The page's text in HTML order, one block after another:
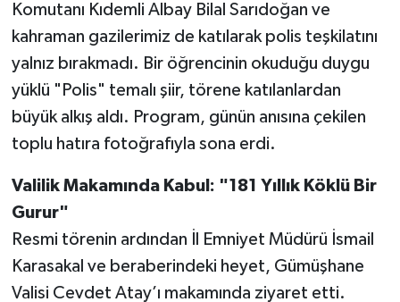
Komutanı Kıdemli Albay Bilal Sarıdoğan ve
kahraman gazilerimiz de katılarak polis teşkilatını
yalnız bırakmadı. Bir öğrencinin okuduğu duygu
yüklü "Polis" temalı şiir, törene katılanlardan
büyük alkış aldı. Program, günün anısına çekilen
toplu hatıra fotoğrafıyla sona erdi.
Valilik Makamında Kabul: "181 Yıllık Köklü Bir
Gurur"
Resmi törenin ardından İl Emniyet Müdürü İsmail
Karasakal ve beraberindeki heyet, Gümüşhane
Valisi Cevdet Atay’ı makamında ziyaret etti.